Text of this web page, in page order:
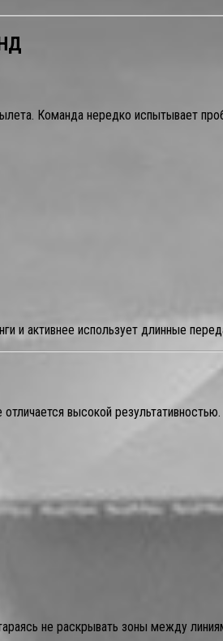
Команда нередко испытывает
и активнее использует длинные
высокой
не раскрывать зоны между